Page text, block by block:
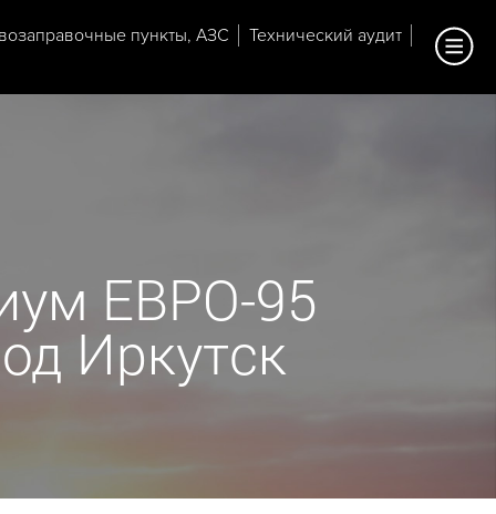
пункты, АЗС
Технический аудит
ЕВРО-95
Иркутск